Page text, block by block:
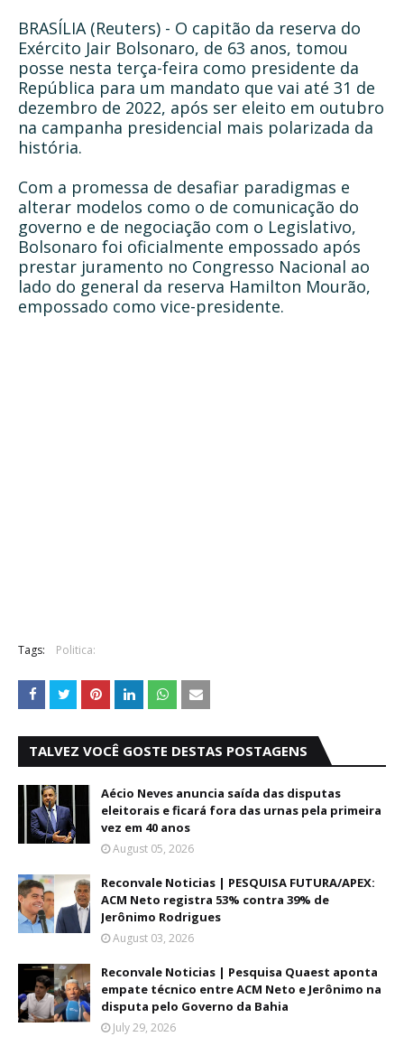
BRASÍLIA (Reuters) - O capitão da reserva do
Exército Jair Bolsonaro, de 63 anos, tomou
posse nesta terça-feira como presidente da
República para um mandato que vai até 31 de
dezembro de 2022, após ser eleito em outubro
na campanha presidencial mais polarizada da
história.
Com a promessa de desafiar paradigmas e
alterar modelos como o de comunicação do
governo e de negociação com o Legislativo,
Bolsonaro foi oficialmente empossado após
prestar juramento no Congresso Nacional ao
lado do general da reserva Hamilton Mourão,
empossado como vice-presidente.
Tags: Politica:
TALVEZ VOCÊ GOSTE DESTAS POSTAGENS
Aécio Neves anuncia saída das disputas
eleitorais e ficará fora das urnas pela primeira
vez em 40 anos
August 05, 2026
Reconvale Noticias | PESQUISA FUTURA/APEX:
ACM Neto registra 53% contra 39% de
Jerônimo Rodrigues
August 03, 2026
Reconvale Noticias | Pesquisa Quaest aponta
empate técnico entre ACM Neto e Jerônimo na
disputa pelo Governo da Bahia
July 29, 2026